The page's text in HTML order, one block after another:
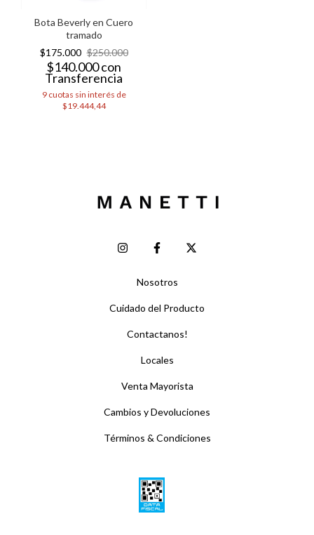
Bota Beverly en Cuero
tramado
$175.000 $250.000
$140.000con
Transferencia
9 cuotas sin interés de
$19.444,44
Nosotros
Cuidado del Producto
Contactanos!
Locales
Venta Mayorista
Cambios y Devoluciones
Términos & Condiciones